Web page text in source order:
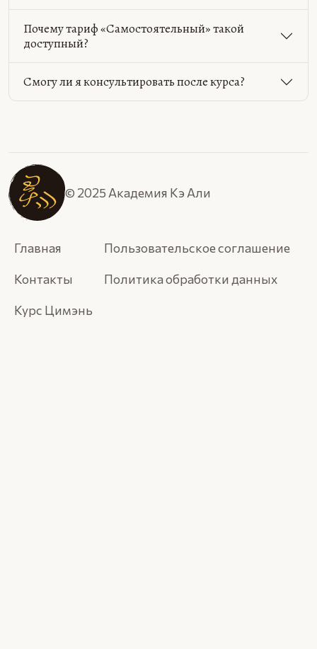
Почему тариф «Самостоятельный» такой
доступный?
Смогу ли я консультировать после курса?
© 2025 Академия Кэ Али
Главная
Контакты
Курс Цимэнь
Пользовательское соглашение
Политика обработки данных